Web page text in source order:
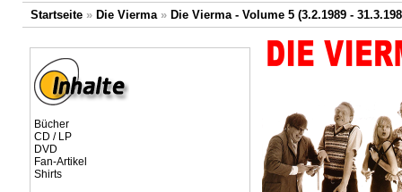
Startseite» Die Vierma» Die Vierma - Volume 5 (3.2.1989 -
Bücher
CD / LP
DVD
Fan-Artikel
Shirts